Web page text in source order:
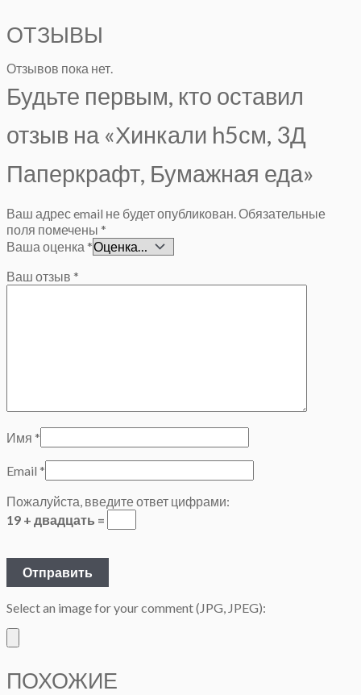
ОТЗЫВЫ
Отзывов пока нет.
Будьте первым, кто оставил
отзыв на «Хинкали h5см, 3Д
Паперкрафт, Бумажная еда»
Ваш адрес email не будет опубликован.Обязательные
поля помечены *
Ваша оценка *
Ваш отзыв *
Имя *
Email *
Пожалуйста, введите ответ цифрами:
19 + двадцать =
Select an image for your comment (JPG, JPEG):
ПОХОЖИЕ